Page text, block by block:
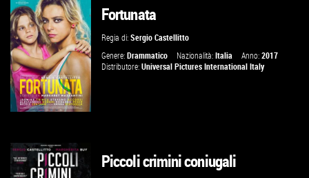
GUARDA IL TRAILER
VAI ALLA SCHEDA
GUARDA IL TRAILER
Fortunata
Regia di:Sergio Castellitto
Genere:Drammatico Nazionalità:Italia Anno:2017
Distributore:Universal Pictures International Italy
Piccoli crimini coniugali